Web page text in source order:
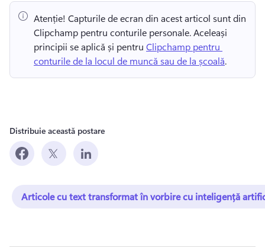
Atenție! Capturile de ecran din acest articol sunt din
Clipchamp pentru conturile personale. Aceleași
principii se aplică și pentru Clipchamp pentru
conturile de la locul de muncă sau de la școală.
Distribuie această postare
Articole cu text transformat în vorbire cu inteligență